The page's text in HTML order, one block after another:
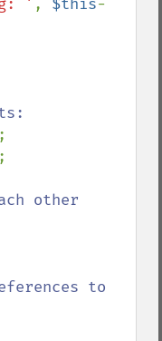
' , $this-
to